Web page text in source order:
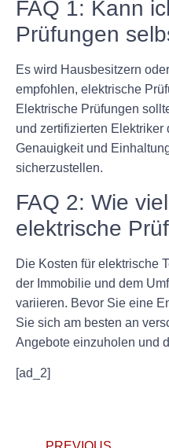
FAQ 1: Kann
Prüfungen
Es wird Hausbesitzern
empfohlen, elektrische
Elektrische Prüfungen
und zertifizierten Elektriker
Genauigkeit und
sicherzustellen.
FAQ 2: Wie
elektrische
Die Kosten für elektrische
der Immobilie und dem
variieren. Bevor Sie eine
Sie sich am besten an
Angebote einzuholen und
[ad_2]